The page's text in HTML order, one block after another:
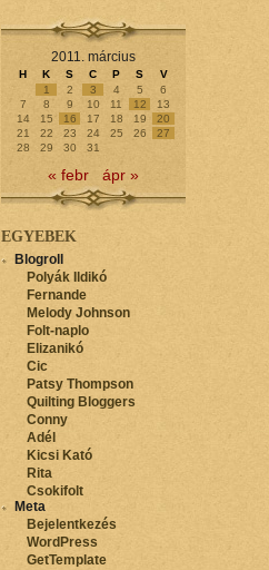
2011. március
H K S C P S
V
1
2 3 4 5
6
7
8 9 10 11 12
13
14
15 16 17 18 19
20
21
22 23 24 25 26
27
28
29 30 31
« febr ápr »
EGYEBEK
Blogroll
Polyák Ildikó
Fernande
Melody Johnson
Folt-naplo
Elizanikó
Cic
Patsy Thompson
Quilting Bloggers
Conny
Adél
Kicsi Kató
Rita
Csokifolt
Meta
Bejelentkezés
WordPress
GetTemplate